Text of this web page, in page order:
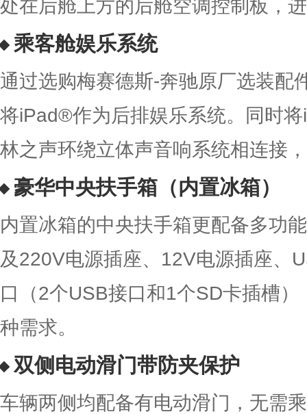
处在后舱上方的后舱空调控制板，
乘客舱娱乐系统
通过选购梅赛德斯-奔驰原厂选装配
将iPad®作为后排娱乐系统。同时
林之声环绕立体声音响系统相连接
豪华中央扶手箱（内置冰箱）
内置冰箱的中央扶手箱更配备多功
及220V电源插座、12V电源插座、
口（2个USB接口和1个SD卡插槽
种需求。
双侧电动滑门带防夹保护
车辆两侧均配备有电动滑门，无需